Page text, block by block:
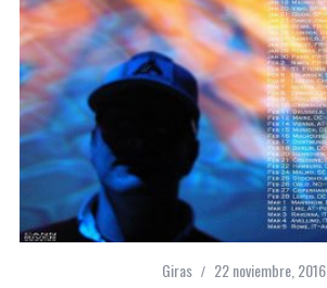
Giras 22 noviembre, 2016